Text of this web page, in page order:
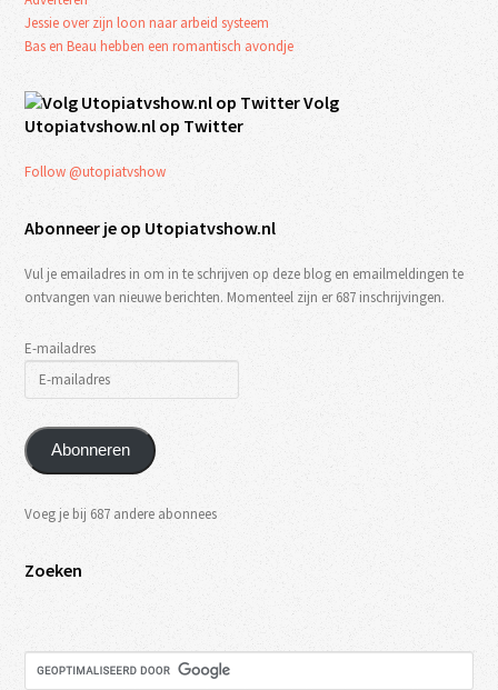
Jessie over zijn loon naar arbeid systeem
Bas en Beau hebben een romantisch avondje
Volg
Utopiatvshow.nl op Twitter
Follow @utopiatvshow
Abonneer je op Utopiatvshow.nl
Vul je emailadres in om in te schrijven op deze blog en emailmeldingen te
ontvangen van nieuwe berichten. Momenteel zijn er 687 inschrijvingen.
E-mailadres
Abonneren
Voeg je bij 687 andere abonnees
Zoeken